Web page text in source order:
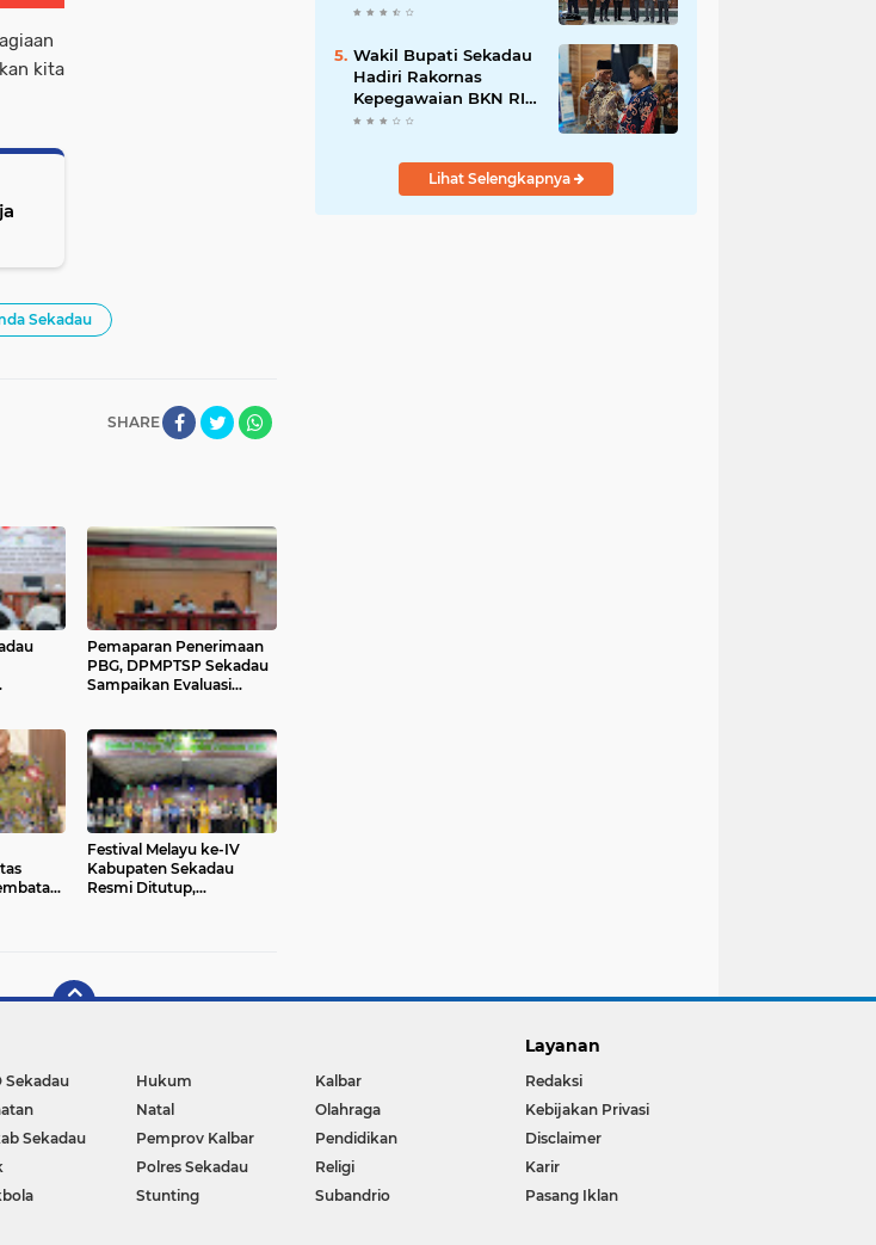
kita
Sekadau
SHARE
Pemaparan Penerimaan
PBG, DPMPTSP Sekadau
Sampaikan Evaluasi
Festival Melayu ke-IV
Kabupaten Sekadau
Resmi Ditutup,
Awal RPJPD
2025-2045
Wakil Bupati Sekadau
Hadiri Rakornas
Kepegawaian BKN RI
di Jakarta
Lihat Selengkapnya
Sekadau Hukum
Kalbar
Natal
Olahraga
Sekadau Pemprov Kalbar
Pendidikan
Polres Sekadau
Religi
Stunting Subandrio
Layanan
Redaksi
Kebijakan Privasi
Disclaimer
Karir
Pasang Iklan